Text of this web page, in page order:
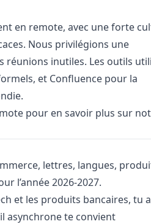
en remote, avec une forte
Nous privilégions une
réunions inutiles. Les outils
et Confluence pour la
pour en savoir plus sur
lettres, langues,
l’année 2026-2027.
et les produits bancaires, tu
asynchrone te convient